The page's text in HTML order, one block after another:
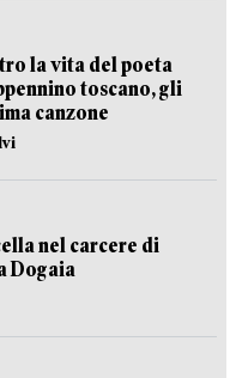
la vita del poeta
toscano, gli
canzone
nel carcere di
Dogaia